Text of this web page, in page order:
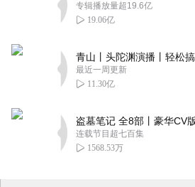
专辑播放量超19.6亿
19.06亿
最近一周更新
11.30亿
连载节目超七百集
1568.53万